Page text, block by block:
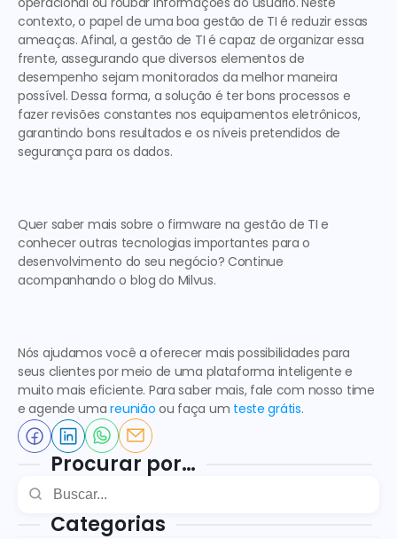
contexto, o papel de uma boa gestão de TI é reduzir essas
ameaças. Afinal, a gestão de TI é capaz de organizar essa
frente, assegurando que diversos elementos de
desempenho sejam monitorados da melhor maneira
possível. Dessa forma, a solução é ter bons processos e
fazer revisões constantes nos equipamentos eletrônicos,
garantindo bons resultados e os níveis pretendidos de
segurança para os dados.
Quer saber mais sobre o firmware na gestão de TI e
conhecer outras tecnologias importantes para o
desenvolvimento do seu negócio? Continue
acompanhando o blog do Milvus.
Nós ajudamos você a oferecer mais possibilidades para
seus clientes por meio de uma plataforma inteligente e
muito mais eficiente. Para saber mais, fale com nosso time
e agende uma reunião ou faça um teste grátis.
Procurar por…
Categorias